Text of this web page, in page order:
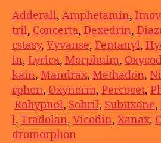
Adderall, Amphetamin,
tril, Concerta, Dexedrin,
cstasy, Vyvanse, Fentanyl,
in, Lyrica, Morphuim,
kain, Mandrax, Methadon,
rphon, Oxynorm, Percocet,
Rohypnol, Sobril, Subuxone,
l, Tradolan, Vicodin, Xanax,
dromorphon